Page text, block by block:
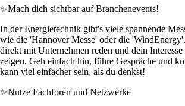
✨Mach dich sichtbar auf Branchenevents!
In der Energietechnik gibt's viele spannende
wie die 'Hannover Messe' oder die
direkt mit Unternehmen reden und dein
zeigen. Geh einfach hin, führe Gespräche und
kann viel einfacher sein, als du denkst!
✨Nutze Fachforen und Netzwerke